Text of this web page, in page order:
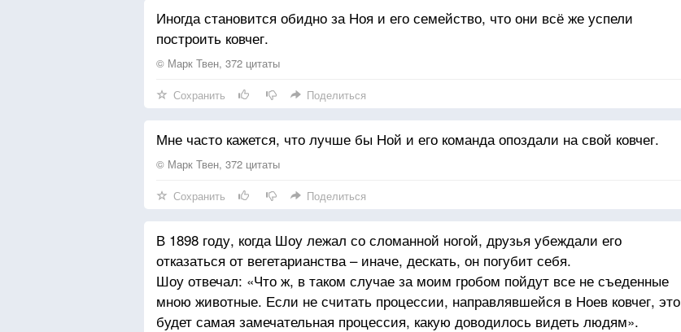
Иногда становится обидно за Ноя и его семейство, что они всё же успели
построить ковчег.
© Марк Твен, 372 цитаты
Сохранить Поделиться
Мне часто кажется, что лучше бы Ной и его команда опоздали на свой ковчег.
© Марк Твен, 372 цитаты
Сохранить Поделиться
В 1898 году, когда Шоу лежал со сломанной ногой, друзья убеждали его
отказаться от вегетарианства – иначе, дескать, он погубит себя.
Шоу отвечал: «Что ж, в таком случае за моим гробом пойдут все не съеденные
мною животные. Если не считать процессии, направлявшейся в Ноев ковчег, это
будет самая замечательная процессия, какую доводилось видеть людям».